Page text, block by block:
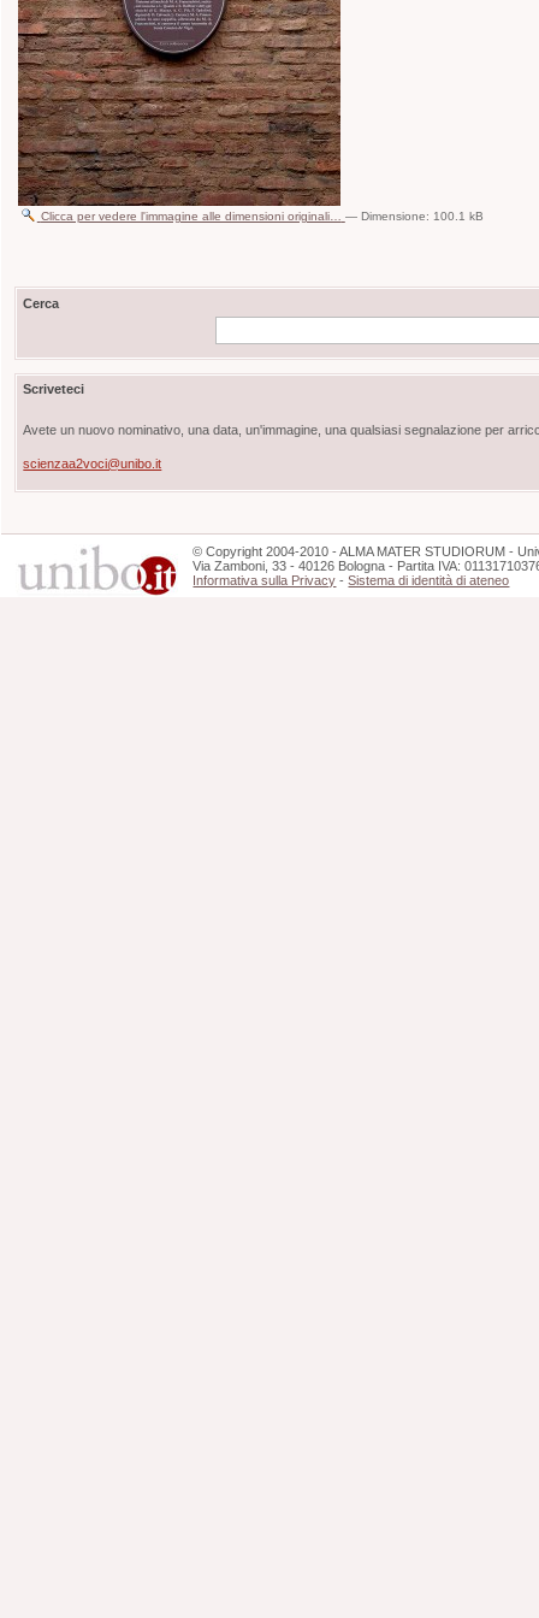
Clicca per vedere l'immagine alle dimensioni originali… — Dimensione: 100.1 kB
Cerca
Scriveteci
Avete un nuovo nominativo, una data, un'immagine, una qualsiasi segnalazione per
scienzaa2voci@unibo.it
©Copyright 2004-2010 - ALMA MATER STUDIORUM -
Via Zamboni, 33 - 40126 Bologna - Partita IVA:
Informativa sulla Privacy -Sistema di identità di ateneo